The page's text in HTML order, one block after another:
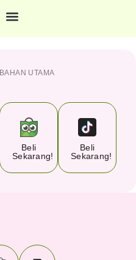
BAHAN UTAMA
Beli
Sekarang!
Beli
Sekarang!